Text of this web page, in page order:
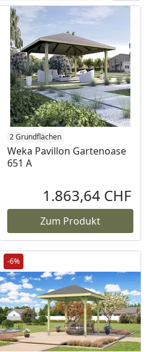
2 Modelle
in ProzentPreis
2 Grundflächen
Weka Pavillon Gartenoase
651 A
1.863,64 CHF
Zum Produkt
-6%